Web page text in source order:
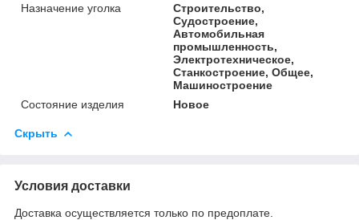
Назначение уголка
Строительство,
Судостроение,
Автомобильная
промышленность,
Электротехническое,
Станкостроение, Общее,
Машиностроение
Состояние изделия
Новое
Скрыть
Условия доставки
Доставка осуществляется только по предоплате.